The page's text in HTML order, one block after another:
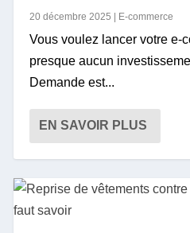
20 décembre 2025 E-commerce
Vous voulez lancer votre e-
presque aucun
Demande est...
EN SAVOIR PLUS